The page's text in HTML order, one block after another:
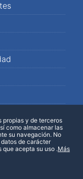
propias y de terceros
como almacenar las
su navegación. No
de carácter
que acepta su uso .Más